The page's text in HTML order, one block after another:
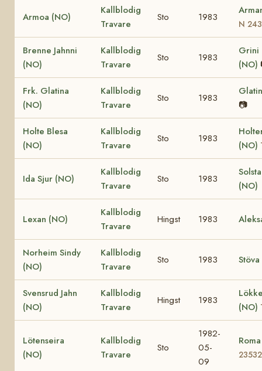
Armoa (NO)
Kallblodig
Travare
Sto 1983
N
Brenne Jahnni
(NO)
Kallblodig
Travare
Sto 1983
Grini
(NO)
Frk. Glatina
(NO)
Kallblodig
Travare
Sto 1983
📷
Holte Blesa
(NO)
Kallblodig
Travare
Sto 1983
(NO)
Ida Sjur (NO)
Kallblodig
Travare
Sto 1983
(NO)
Lexan (NO)
Kallblodig
Travare
Hingst 1983
Norheim Sindy
(NO)
Kallblodig
Travare
Sto 1983
Svensrud Jahn
(NO)
Kallblodig
Travare
Hingst 1983
(NO)
Lötenseira
(NO)
Kallblodig
Travare
Sto
1982-
05-
09
23532